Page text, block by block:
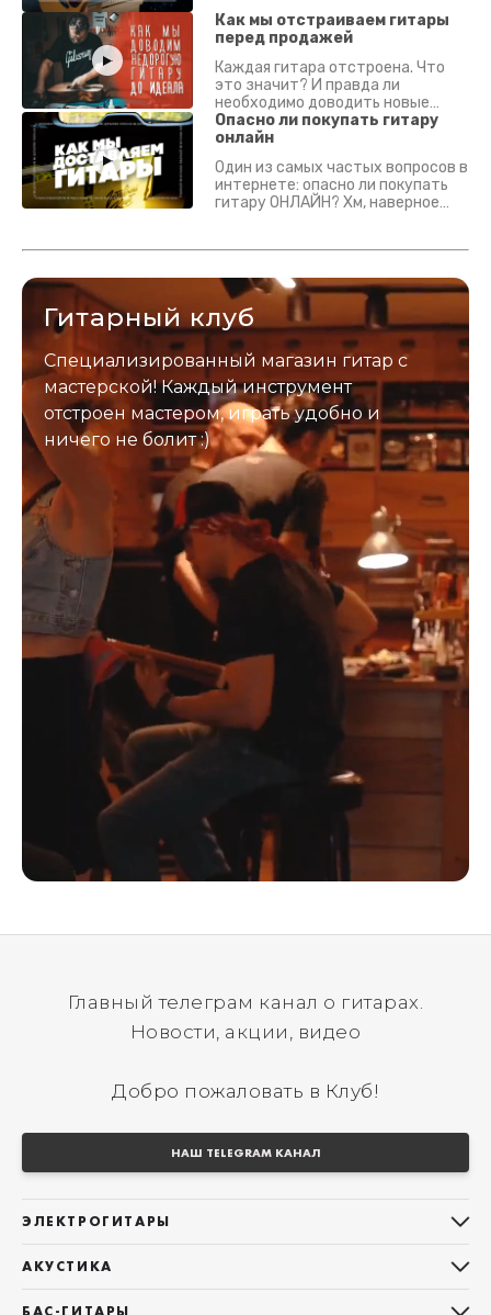
Как мы отстраиваем гитары
перед продажей
Каждая гитара отстроена. Что
это значит? И правда ли
необходимо доводить новые
гитары? Если кратко - да.
Подробно - в видео :)
Опасно ли покупать гитару
онлайн
Один из самых частых вопросов в
интернете: опасно ли покупать
гитару ОНЛАЙН? Хм, наверное
застрахован. Случись что -
Гитарный клуб
Специализированный магазин гитар с
мастерской! Каждый инструмент
отстроен мастером, играть удобно и
ничего не болит :)
Главный телеграм канал о гитарах.
Новости, акции, видео
Добро пожаловать в Клуб!
НАШ TELEGRAM КАНАЛ
ЭЛЕКТРОГИТАРЫ
Telecaster
АКУСТИКА